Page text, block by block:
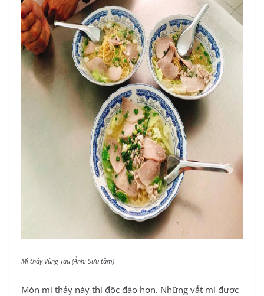
Mì thảy Vũng Tàu (Ảnh: Sưu tầm)
Món mì thảy này thì độc đáo hơn. Những vắt mì được